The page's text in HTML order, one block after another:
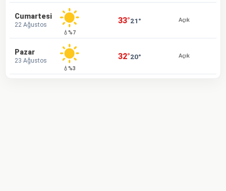
Cumartesi
22 Ağustos
💧%7
33°21° Açık
Pazar
23 Ağustos
💧%3
32°20° Açık